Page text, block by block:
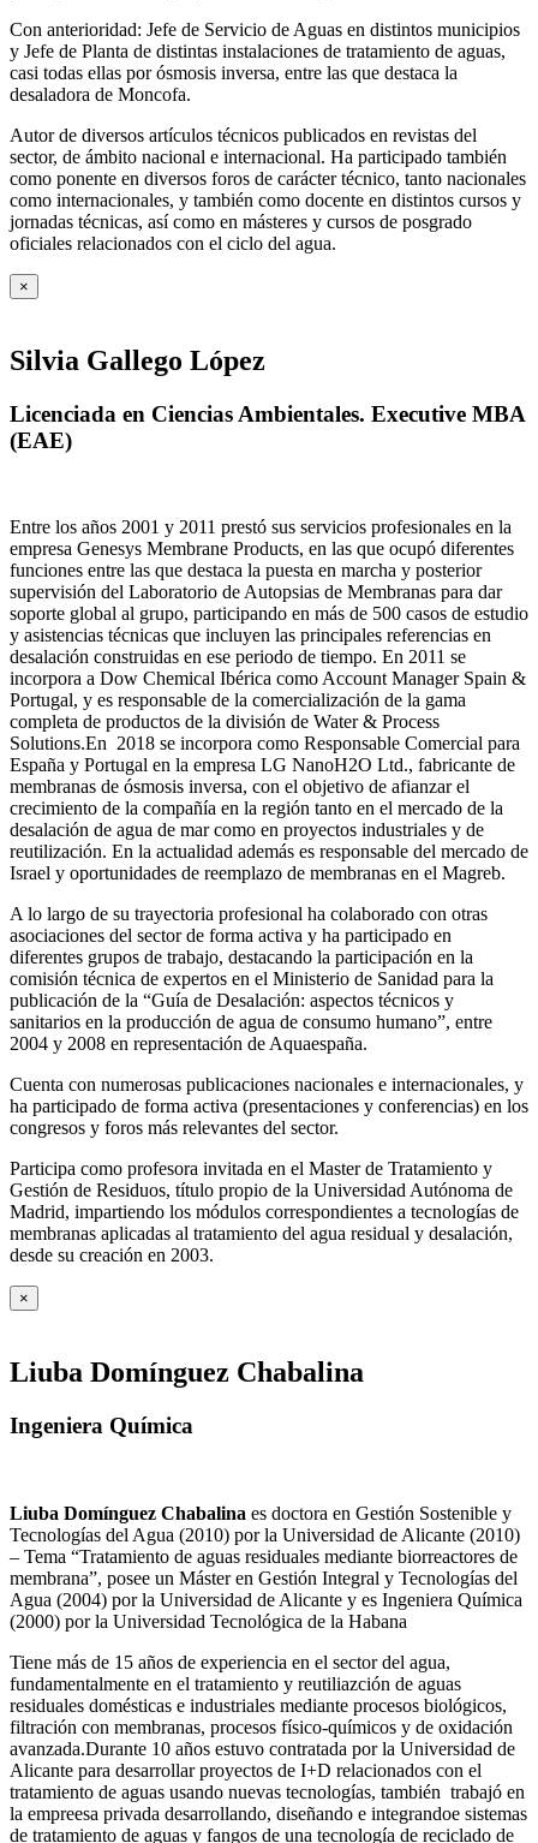
Con anterioridad: Jefe de Servicio de Aguas en distintos municipios
y Jefe de Planta de distintas instalaciones de tratamiento de aguas,
casi todas ellas por ósmosis inversa, entre las que destaca la
desaladora de Moncofa.
Autor de diversos artículos técnicos publicados en revistas del
sector, de ámbito nacional e internacional. Ha participado también
como ponente en diversos foros de carácter técnico, tanto nacionales
como internacionales, y también como docente en distintos cursos y
jornadas técnicas, así como en másteres y cursos de posgrado
oficiales relacionados con el ciclo del agua.
×
Silvia Gallego López
Licenciada en Ciencias Ambientales. Executive MBA
(EAE)
Entre los años 2001 y 2011 prestó sus servicios profesionales en la
empresa Genesys Membrane Products, en las que ocupó diferentes
funciones entre las que destaca la puesta en marcha y posterior
supervisión del Laboratorio de Autopsias de Membranas para dar
soporte global al grupo, participando en más de 500 casos de estudio
y asistencias técnicas que incluyen las principales referencias en
desalación construidas en ese periodo de tiempo. En 2011 se
incorpora a Dow Chemical Ibérica como Account Manager Spain &
Portugal, y es responsable de la comercialización de la gama
completa de productos de la división de Water & Process
Solutions.En 2018 se incorpora como Responsable Comercial para
España y Portugal en la empresa LG NanoH2O Ltd., fabricante de
membranas de ósmosis inversa, con el objetivo de afianzar el
crecimiento de la compañía en la región tanto en el mercado de la
desalación de agua de mar como en proyectos industriales y de
reutilización. En la actualidad además es responsable del mercado de
Israel y oportunidades de reemplazo de membranas en el Magreb.
A lo largo de su trayectoria profesional ha colaborado con otras
asociaciones del sector de forma activa y ha participado en
diferentes grupos de trabajo, destacando la participación en la
comisión técnica de expertos en el Ministerio de Sanidad para la
publicación de la “Guía de Desalación: aspectos técnicos y
sanitarios en la producción de agua de consumo humano”, entre
2004 y 2008 en representación de Aquaespaña.
Cuenta con numerosas publicaciones nacionales e internacionales, y
ha participado de forma activa (presentaciones y conferencias) en los
congresos y foros más relevantes del sector.
Participa como profesora invitada en el Master de Tratamiento y
Gestión de Residuos, título propio de la Universidad Autónoma de
Madrid, impartiendo los módulos correspondientes a tecnologías de
membranas aplicadas al tratamiento del agua residual y desalación,
desde su creación en 2003.
×
Liuba Domínguez Chabalina
Ingeniera Química
Liuba Domínguez Chabalina es doctora en Gestión Sostenible y
Tecnologías del Agua (2010) por la Universidad de Alicante (2010)
– Tema “Tratamiento de aguas residuales mediante biorreactores de
membrana”, posee un Máster en Gestión Integral y Tecnologías del
Agua (2004) por la Universidad de Alicante y es Ingeniera Química
(2000) por la Universidad Tecnológica de la Habana
Tiene más de 15 años de experiencia en el sector del agua,
fundamentalmente en el tratamiento y reutiliazción de aguas
residuales domésticas e industriales mediante procesos biológicos,
filtración con membranas, procesos físico-químicos y de oxidación
avanzada.Durante 10 años estuvo contratada por la Universidad de
Alicante para desarrollar proyectos de I+D relacionados con el
tratamiento de aguas usando nuevas tecnologías, también trabajó en
la empreesa privada desarrollando, diseñando e integrandoe sistemas
de tratamiento de aguas y fangos de una tecnología de reciclado de